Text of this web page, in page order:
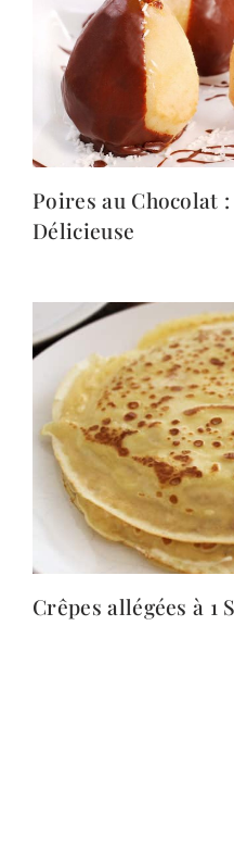
Poires au Chocolat
Délicieuse
Crêpes allégées à 1